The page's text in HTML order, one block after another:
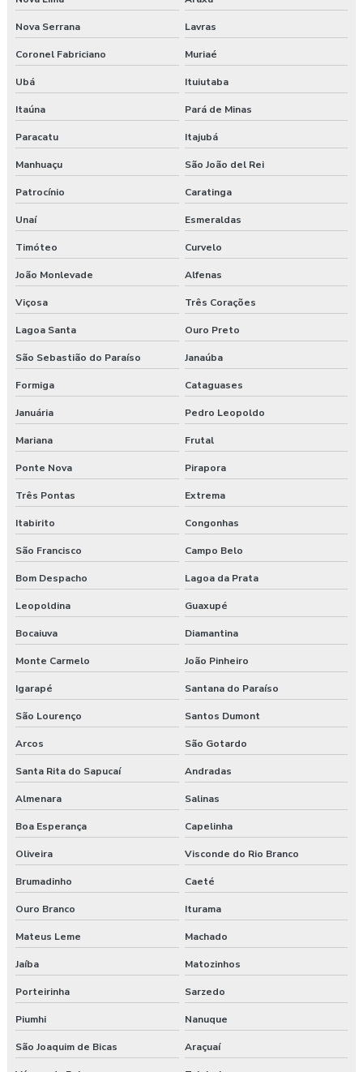
Nova Serrana Lavras
Coronel Fabriciano Muriaé
Ubá Ituiutaba
Itaúna Pará de Minas
Paracatu Itajubá
Manhuaçu São João del Rei
Patrocínio Caratinga
Unaí Esmeraldas
Timóteo Curvelo
João Monlevade Alfenas
Viçosa Três Corações
Lagoa Santa Ouro Preto
São Sebastião do Paraíso Janaúba
Formiga Cataguases
Januária Pedro Leopoldo
Mariana Frutal
Ponte Nova Pirapora
Três Pontas Extrema
Itabirito Congonhas
São Francisco Campo Belo
Bom Despacho Lagoa da Prata
Leopoldina Guaxupé
Bocaiuva Diamantina
Monte Carmelo João Pinheiro
Igarapé Santana do Paraíso
São Lourenço Santos Dumont
Arcos São Gotardo
Santa Rita do Sapucaí Andradas
Almenara Salinas
Boa Esperança Capelinha
Oliveira Visconde do Rio Branco
Brumadinho Caeté
Ouro Branco Iturama
Mateus Leme Machado
Jaíba Matozinhos
Porteirinha Sarzedo
Piumhi Nanuque
São Joaquim de Bicas Araçuaí